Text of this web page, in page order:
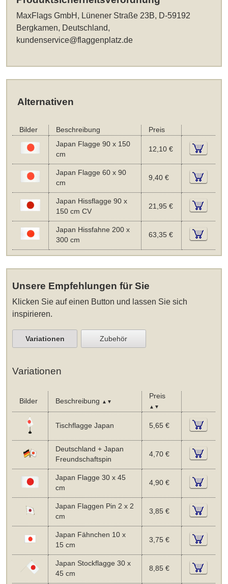
MaxFlags GmbH, Lünener Straße 23B, D-59192
Bergkamen, Deutschland,
kundenservice@flaggenplatz.de
Alternativen
Bilder Beschreibung
Preis
Japan Flagge 90 x 150
cm
12,10 €
Japan Flagge 60 x 90
cm
9,40 €
Japan Hissflagge 90 x
150 cm CV
21,95 €
Japan Hissfahne 200 x
300 cm
63,35 €
Unsere Empfehlungen für Sie
Klicken Sie auf einen Button und lassen Sie sich
inspirieren.
Variationen Zubehör
Variationen
Bilder Beschreibung ▲▼
Preis
▲▼
Tischflagge Japan 5,65 €
Deutschland + Japan
Freundschaftspin
4,70 €
Japan Flagge 30 x 45
cm
4,90 €
Japan Flaggen Pin 2 x 2
cm
3,85 €
Japan Fähnchen 10 x
15 cm
3,75 €
Japan Stockflagge 30 x
45 cm
8,85 €